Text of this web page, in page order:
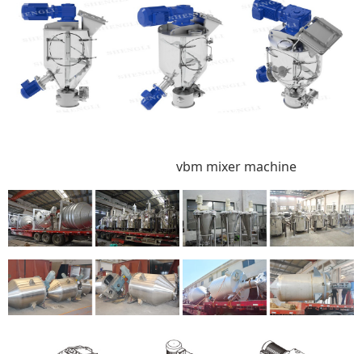
vbm mixer machine